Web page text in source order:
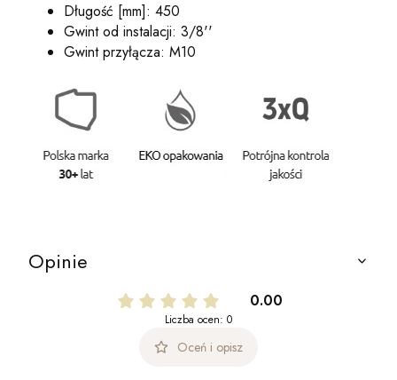
Długość [mm]: 450
Gwint od instalacji: 3/8''
Gwint przyłącza: M10
Opinie
0.00
Liczba ocen: 0
Oceń i opisz